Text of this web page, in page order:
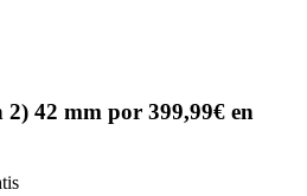
42 mm por 399,99€ en